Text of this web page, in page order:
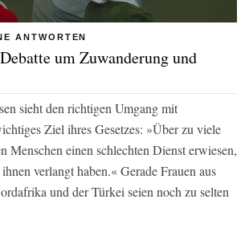
ANTWORTEN
um Zuwanderung und
sieht den richtigen Umgang mit
Ziel ihres Gesetzes: »Über zu viele
Menschen einen schlechten Dienst erwiesen,
verlangt haben.« Gerade Frauen aus
und der Türkei seien noch zu selten